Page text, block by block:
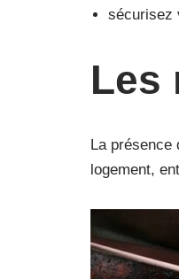
sécurisez
Les
La présence
logement,